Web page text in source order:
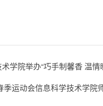
学院举办“巧手制馨香 温情
运动会信息科学技术学院